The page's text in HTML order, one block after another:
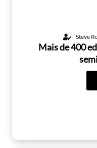
Steve
Mais de 400